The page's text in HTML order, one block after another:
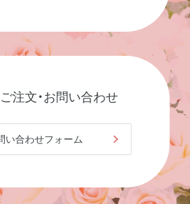
注文・お問い合わせ
い合わせフォーム